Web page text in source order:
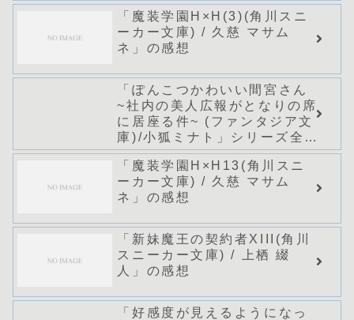
「魔装学園H×H(3)(角川スニ
ーカー文庫) / 久慈 マサム
ネ」の感想
「ぽんこつかわいい間宮さん
~社内の美人広報がとなりの席
に居座る件~ (ファンタジア文
庫)/小狐ミナト」シリーズ全巻
のあらすじ・感想
「魔装学園H×H13(角川スニ
ーカー文庫) / 久慈 マサム
ネ」の感想
「新妹魔王の契約者XIII(角川
スニーカー文庫) / 上栖 綴
人」の感想
「好感度が見えるようになっ